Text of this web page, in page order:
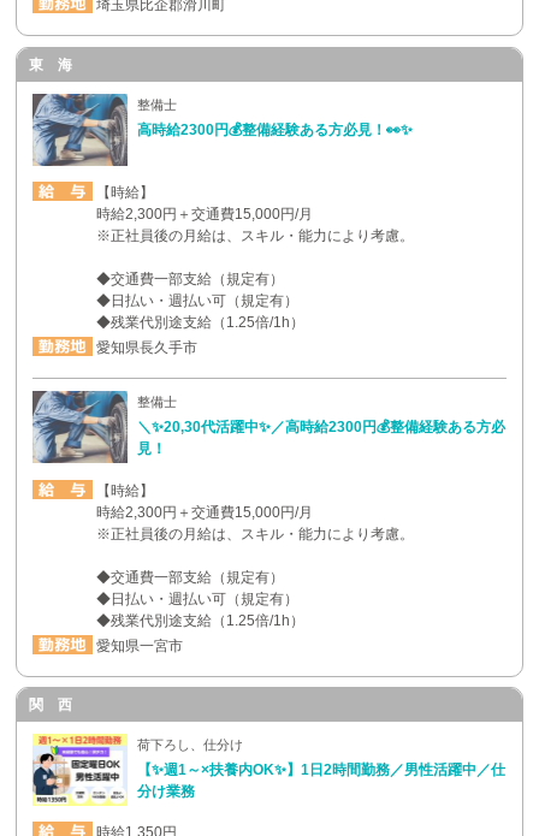
埼玉県比企郡滑川町
東 海
整備士
高時給2300円💰整備経験ある方必見！👀✨
【時給】
時給2,300円＋交通費15,000円/月
※正社員後の月給は、スキル・能力により考慮。
◆交通費一部支給（規定有）
◆日払い・週払い可（規定有）
◆残業代別途支給（1.25倍/1h）
愛知県長久手市
整備士
＼✨20,30代活躍中✨／高時給2300円💰整備経験ある方必
見！
【時給】
時給2,300円＋交通費15,000円/月
※正社員後の月給は、スキル・能力により考慮。
◆交通費一部支給（規定有）
◆日払い・週払い可（規定有）
◆残業代別途支給（1.25倍/1h）
愛知県一宮市
関 西
荷下ろし、仕分け
【✨週1～×扶養内OK✨】1日2時間勤務／男性活躍中／仕
分け業務